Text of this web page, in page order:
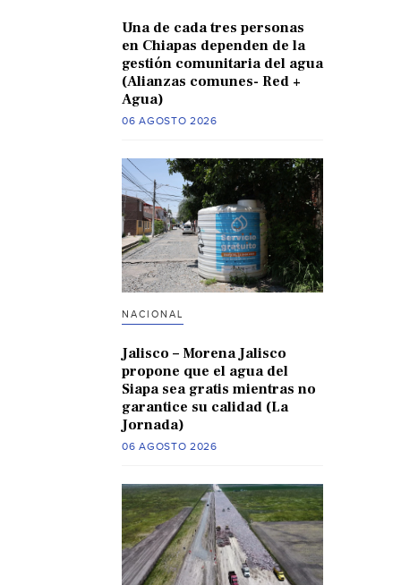
Una de cada tres personas
en Chiapas dependen de la
gestión comunitaria del agua
(Alianzas comunes- Red +
Agua)
06 AGOSTO 2026
NACIONAL
Jalisco – Morena Jalisco
propone que el agua del
Siapa sea gratis mientras no
garantice su calidad (La
Jornada)
06 AGOSTO 2026